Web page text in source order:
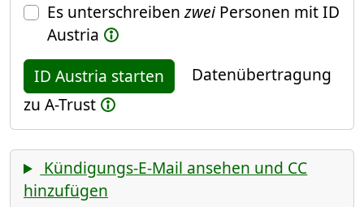
Es unterschreibenzweiPersonen mit ID
Austria
ID Austria starten
Datenübertragung
zu A-Trust
Kündigungs-E-Mail ansehen und CC
hinzufügen